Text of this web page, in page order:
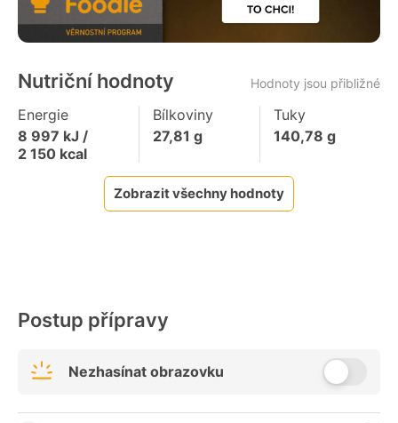
Nutriční hodnoty Hodnoty jsou přibližné
Energie
8 997 kJ /
2 150 kcal
Bílkoviny
27,81 g
Tuky
140,78 g
Zobrazit všechny hodnoty
Postup přípravy
Nezhasínat obrazovku